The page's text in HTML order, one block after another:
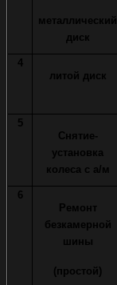
металлический
диск
4
литой диск
5
Снятие-
установка
колеса с а/м
6
Ремонт
безкамерной
шины
(простой)